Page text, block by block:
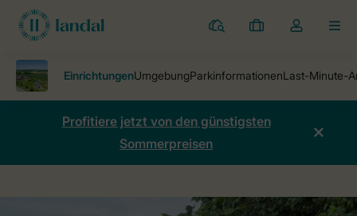
Ferienparks
Meine
Dropdown-
öffnen
Profitiere jetzt von den günstigsten
Sommerpreisen